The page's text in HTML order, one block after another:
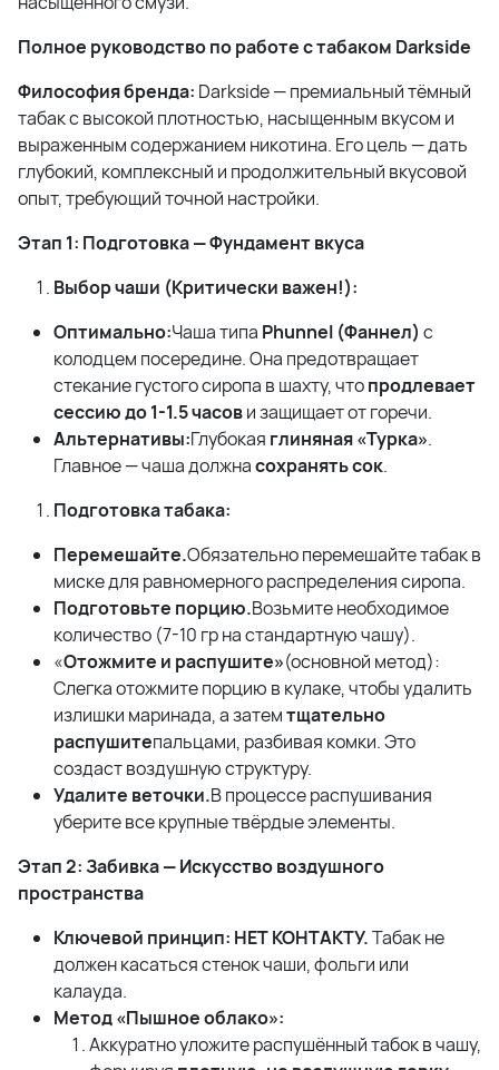
Полное руководство по работе с табаком Darkside
Философия бренда: Darkside — премиальный тёмный
табак с высокой плотностью, насыщенным вкусом и
выраженным содержанием никотина. Его цель — дать
глубокий, комплексный и продолжительный вкусовой
опыт, требующий точной настройки.
Этап 1: Подготовка — Фундамент вкуса
Выбор чаши (Критически важен!):
Оптимально:Чаша типа Phunnel (Фаннел) с
колодцем посередине. Она предотвращает
стекание густого сиропа в шахту, чтопродлевает
сессию до 1-1.5 часови защищает от горечи.
Альтернативы:Глубокая глиняная «Турка».
Главное — чаша должнасохранять сок.
Подготовка табака:
Перемешайте.Обязательно перемешайте табак в
миске для равномерного распределения сиропа.
Подготовьте порцию.Возьмите необходимое
количество (7-10 гр на стандартную чашу).
«Отожмите и распушите»(основной метод):
Слегка отожмите порцию в кулаке, чтобы удалить
излишки маринада, а затемтщательно
распушитепальцами, разбивая комки. Это
создаст воздушную структуру.
Удалите веточки.В процессе распушивания
уберите все крупные твёрдые элементы.
Этап 2: Забивка — Искусство воздушного
пространства
Ключевой принцип: НЕТ КОНТАКТУ.Табак не
должен касаться стенок чаши, фольги или
калауда.
Метод «Пышное облако»:
Аккуратно уложите распушённый табок в чашу,